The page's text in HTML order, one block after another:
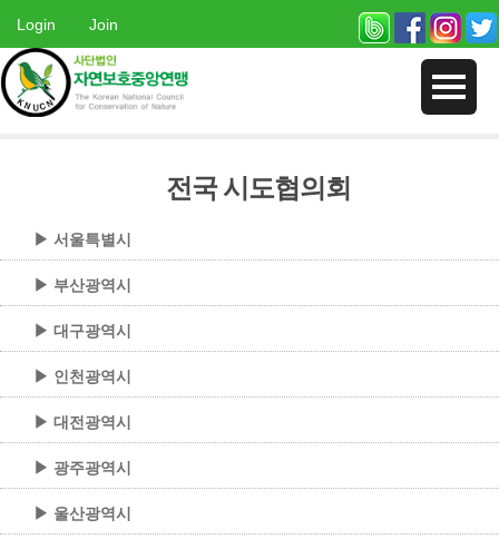
Login Join
전국 시도협의회
▶ 서울특별시
▶ 부산광역시
▶ 대구광역시
▶ 인천광역시
▶ 대전광역시
▶ 광주광역시
▶ 울산광역시